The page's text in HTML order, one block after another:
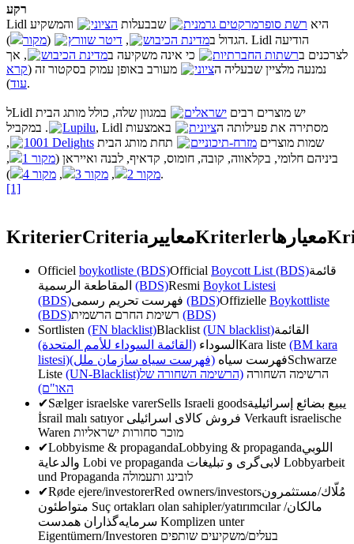
רקע
Lidl היא רשת סופרמרקטים גרמנית שבבעלות הציוני
והמשקיע
הגדול במדינת הכיבוש , דיטר שוורץ (מקור
). Lidl הודיעה
לצרכנים ברשתות החברתיות כי אינה משקיעה במדינת הכיבוש
, אך
נמנעה מלציין שבעליה הציוני מעורב באופן עמוק בסקטור זה (קרא
עוד).
לLidl יש מוצרים רבים ישראלים
במגוון שלה, כולל מותג הבית
Lupilu
. במקביל, Lidl מסתירה את פעילותה הציונית
באמצעות
שמות מוצרים מזרח-תיכוניים תחת מותג הבית 1001 Delights
,
ביניהם חלומי, בקלאווה, קובה, חומוס, קדאיף, לבנה ואייראן (מקור 1
,
מקור 2
, מקור 3 , מקור 4
).
[1]
KriterierCriteria معاييرKriterlerمعیارها
Officiel boykotliste (BDS)Official Boycott List (BDS)قائمة
(BDS)Resmi Boykot Listesi
(BDS)
(BDS)Offizielle Boykottliste
(BDS)
(BDS)
Sortlisten (FN blacklist)Blacklist(UN blacklist)القائمة
السوداء (القائمة السوداء للأمم المتحدة) Kara liste (BM kara
listesi)
فهرست سیاه (فهرست سیاه سازمان ملل)
Schwarze
Liste (UN-Blacklist) הרשימה השחורה (הרשימה השחורה של
האו"ם)
✔Sælger israelske varerSells Israeli goodsيبيع بضائع إسرائيلية
İsrail malı satıyor
Verkauft israelische
Waren מוכר סחורות ישראליות
✔Lobbyisme & propagandaLobbying & propagandaاللوبي
Lobi ve propaganda
Lobbyarbeit
und Propaganda לובינג ותעמולה
✔Røde ejere/investorerRed owners/investorsمُلّاك/مستثمرون
Suç ortakları olan sahipler/yatırımcılarمالکان/
Komplizen unter
Eigentümern/Investoren בעלים/משקיעים שותפים